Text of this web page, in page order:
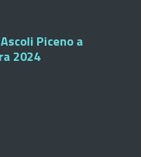
Piceno a
2024